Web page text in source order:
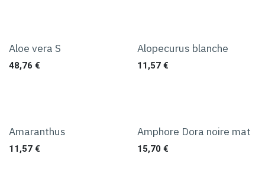
Aloe vera S
48,76 €
Alopecurus blanche
11,57€
Amaranthus
11,57 €
Amphore Dora noire mat
15,70€